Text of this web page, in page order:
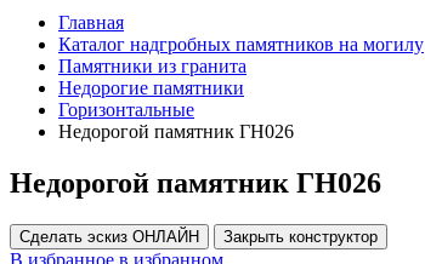
Главная
Каталог надгробных памятников на могилу
Памятники из гранита
Недорогие памятники
Горизонтальные
Недорогой памятник ГН026
Недорогой памятник ГН026
Сделать эскиз ОНЛАЙН Закрыть конструктор